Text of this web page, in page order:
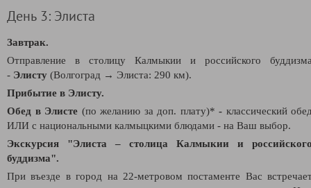
День 3: Элиста
Завтрак.
Отправление в
столицу Калмыкии и российского
- Элисту (Волгоград → Элиста: 290 км).
Прибытие в Элисту.
Обед в Элисте (по желанию за доп. плату)* - классический
ИЛИ с национальными калмыцкими блюдами - на Ваш выбор.
Экскурсия "Элиста – столица Калмыкии и
буддизма".
При въезде в город на 22-метровом постаменте Вас